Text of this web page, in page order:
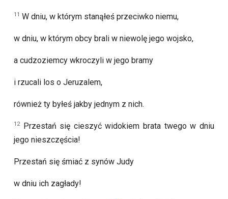
11 W dniu, w którym stanąłeś przeciwko niemu,
w dniu, w którym obcy brali w niewolę jego wojsko,
a cudzoziemcy wkroczyli w jego bramy
i rzucali los o Jeruzalem,
również ty byłeś jakby jednym z nich.
12Przestań się cieszyć widokiem brata twego w dniu
jego nieszczęścia!
Przestań się śmiać z synów Judy
w dniu ich zagłady!